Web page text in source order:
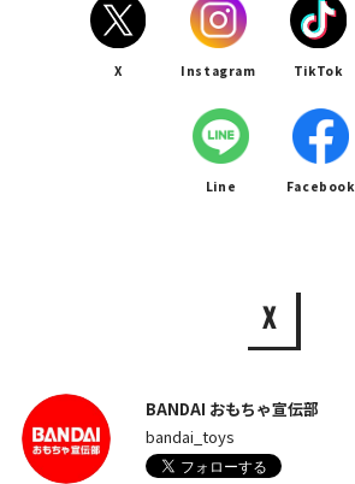
X Instagram TikTok
Line Facebook
X
BANDAI おもちゃ宣伝部
bandai_toys